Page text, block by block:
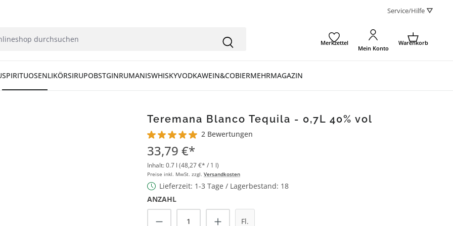
Service/Hilfe ⛛
Merkzettel
Mein Konto
Warenkorb
SPIRITUOSENLIKÖRSIRUPOBSTGINRUMANISWHISKYVODKAWEIN&COBIERMEHRMAGAZIN
Teremana Blanco Tequila - 0,7L 40% vol
Durchschnittliche Bewertung von 5 von 5 Sternen
2 Bewertungen
33,79 €*
Inhalt:0.7 l (48,27 €* / 1 l)
Preise inkl. MwSt. zzgl. Versandkosten
Lieferzeit: 1-3 Tage / Lagerbestand: 18
ANZAHL
Produkt Anzahl: Gib den gewünschten Wert ein
Fl.